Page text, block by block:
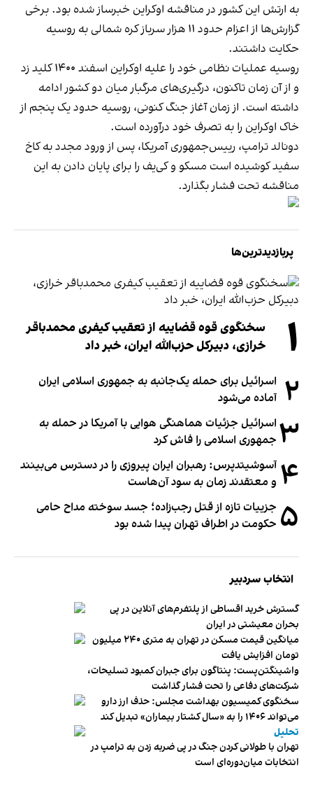
به ارتش این کشور در مناقشه اوکراین خبرساز شده بود. برخی
گزارش‌ها از اعزام حدود ۱۱ هزار سرباز کره شمالی به روسیه
حکایت داشتند.
روسیه عملیات نظامی خود را علیه اوکراین اسفند ۱۴۰۰ کلید زد
و از آن زمان تاکنون، درگیری‌های مرگبار میان دو کشور ادامه
داشته است. از زمان آغاز جنگ کنونی، روسیه حدود یک پنجم از
خاک اوکراین را به تصرف خود درآورده است.
دونالد ترامپ، رییس‌جمهوری آمریکا، پس از ورود مجدد به کاخ
سفید کوشیده است مسکو و کی‌یف را برای پایان دادن به این
مناقشه تحت فشار بگذارد.
پربازدیدترین‌ها
۱
سخنگوی قوه قضاییه از تعقیب کیفری محمدباقر
خرازی، دبیر‌کل حزب‌الله ایران، خبر داد
۲ اسرائیل برای حمله یک‌جانبه به جمهوری اسلامی ایران
آماده می‌شود
۳ اسرائیل جزئیات هماهنگی هوایی با آمریکا در حمله به
جمهوری اسلامی را فاش کرد
۴ آسوشیتدپرس: رهبران ایران پیروزی را در دسترس می‌بینند
و معتقدند زمان به سود آن‌هاست
۵ جزییات تازه از قتل رجب‌زاده؛ جسد سوخته مداح حامی
حکومت در اطراف تهران پیدا شده بود
انتخاب سردبیر
گسترش خرید اقساطی از پلتفرم‌های آنلاین در پی
بحران معیشتی در ایران
میانگین قیمت مسکن در تهران به متری ۲۴۰ میلیون
تومان افزایش یافت
واشینگتن‌پست: پنتاگون برای جبران کمبود تسلیحات،
شرکت‌های دفاعی را تحت فشار گذاشت
سخنگوی کمیسیون بهداشت مجلس: حذف ارز دارو
می‌تواند ۱۴۰۶ را به «سال کشتار بیماران» تبدیل کند
تحلیل
تهران با طولانی کردن جنگ در پی ضربه زدن به ترامپ در
انتخابات میان‌دوره‌ای است